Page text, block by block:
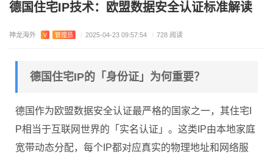
德国住宅IP技术：欧盟数据安全认证标准解读
神龙海外 V 管理员 / 2025-04-23 09:57:54 / 728 阅读
德国住宅IP的「身份证」为何重要？
德国作为欧盟数据安全认证最严格的国家之一，其住宅I
P相当于互联网世界的「实名认证」。这类IP由本地家庭
宽带动态分配，每个IP都对应真实的物理地址和网络服